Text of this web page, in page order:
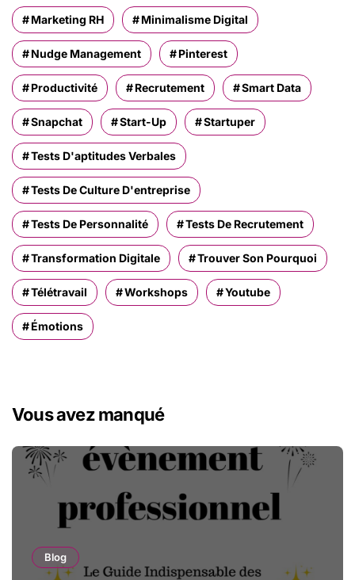
Marketing RH Minimalisme Digital
Nudge Management Pinterest
Productivité Recrutement Smart Data
Snapchat Start-Up Startuper
Tests D'aptitudes Verbales
Tests De Culture D'entreprise
Tests De Personnalité Tests De Recrutement
Transformation Digitale Trouver Son Pourquoi
Télétravail Workshops Youtube
Émotions
Vous avez manqué
Blog